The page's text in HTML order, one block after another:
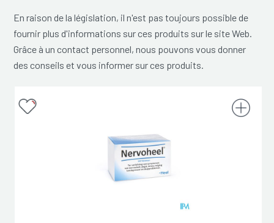
En raison de la législation, il n'est pas toujours possible de
fournir plus d'informations sur ces produits sur le site Web.
Grâce à un contact personnel, nous pouvons vous donner
des conseils et vous informer sur ces produits.